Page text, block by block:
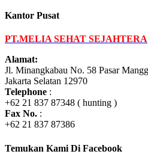
Kantor Pusat
PT.MELIA SEHAT SEJAHTERA
Alamat:
Jl. Minangkabau No. 58 Pasar
Jakarta Selatan 12970
Telephone :
+62 21 837 87348 ( hunting )
Fax No. :
+62 21 837 87386
Temukan Kami Di Facebook